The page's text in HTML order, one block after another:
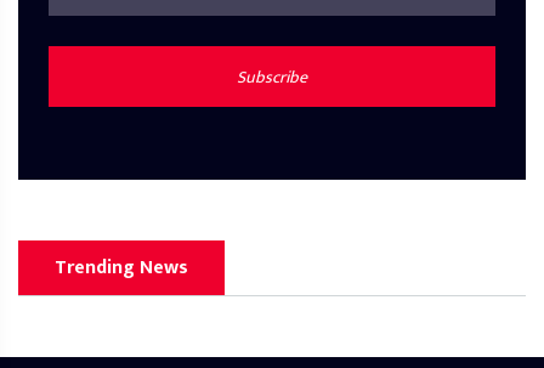
Subscribe
Trending News